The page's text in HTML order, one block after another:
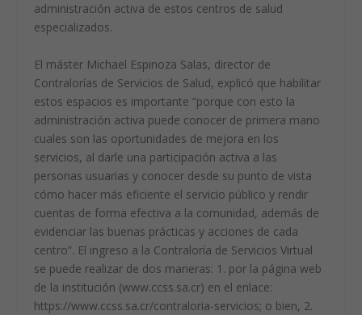
administración activa de estos centros de salud
especializados.
El máster Michael Espinoza Salas, director de
Contralorías de Servicios de Salud, explicó que habilitar
estos espacios es importante “porque con esto la
administración activa puede conocer de primera mano
cuales son las oportunidades de mejora en los
servicios, al darle una participación activa a las
personas usuarias y conocer desde su punto de vista
cómo hacer más eficiente el servicio público y rendir
cuentas de forma efectiva a la comunidad, además de
evidenciar las buenas prácticas y acciones de cada
centro”. El ingreso a la Contraloría de Servicios Virtual
se puede realizar de dos maneras: 1. por la página web
de la institución (www.ccss.sa.cr) en el enlace:
https://www.ccss.sa.cr/contraloria-servicios; o bien, 2.